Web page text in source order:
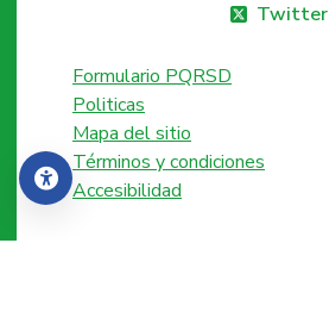
Accesibilidad
Twitter
Formulario PQRSD
Politicas
Mapa del sitio
Términos y condiciones
Accesibilidad